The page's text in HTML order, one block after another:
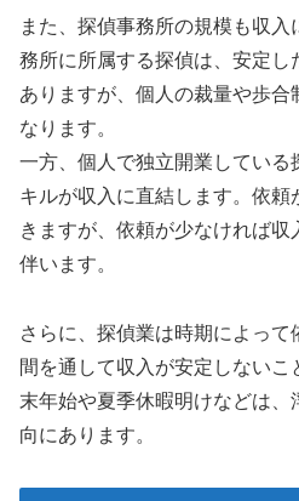
また、探偵事務所の規模も収
務所に所属する探偵は、安定
ありますが、個人の裁量や歩
なります。
一方、個人で独立開業している
キルが収入に直結します。依
きますが、依頼が少なければ収
伴います。
さらに、探偵業は時期によっ
間を通して収入が安定しない
末年始や夏季休暇明けなどは
向にあります。